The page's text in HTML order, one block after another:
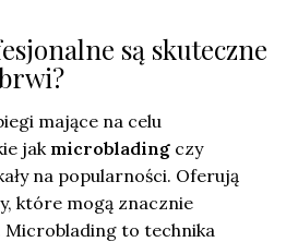
są skuteczne
mające na celu
jak microblading czy
na popularności. Oferują
które mogą znacznie
to technika